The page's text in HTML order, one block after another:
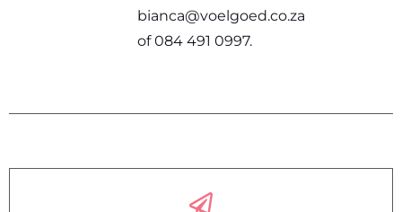
bianca@voelgoed.co.za
of084 491 0997.